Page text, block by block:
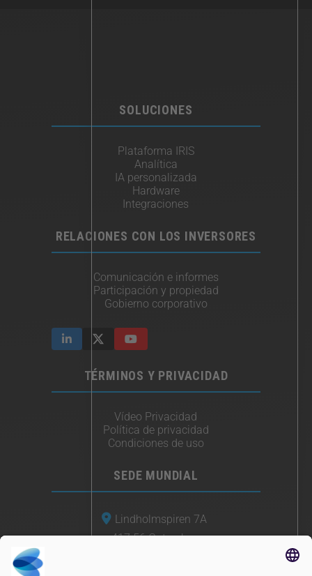
SOLUCIONES
Plataforma IRIS
Analítica
IA personalizada
Hardware
Integraciones​
RELACIONES CON LOS INVERSORES
Comunicación e informes
Participación y propiedad
Gobierno corporativo
TÉRMINOS Y PRIVACIDAD
Vídeo Privacidad
Política de privacidad
Condiciones de uso
SEDE MUNDIAL
Lindholmspiren 7A
417 56 Gotemburgo